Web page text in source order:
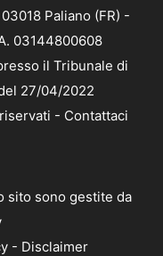
Paliano (FR) -
03144800608
il Tribunale di
27/04/2022
- Contattaci
sito sono gestite da
- Disclaimer